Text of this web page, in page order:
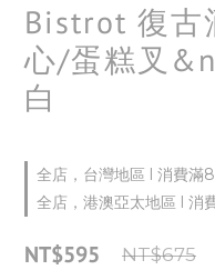
Bistrot 復古
心/蛋糕叉
白
全店，台灣地區 l 消費滿
全店，港澳亞太地區 l 消
NT$595 NT$675